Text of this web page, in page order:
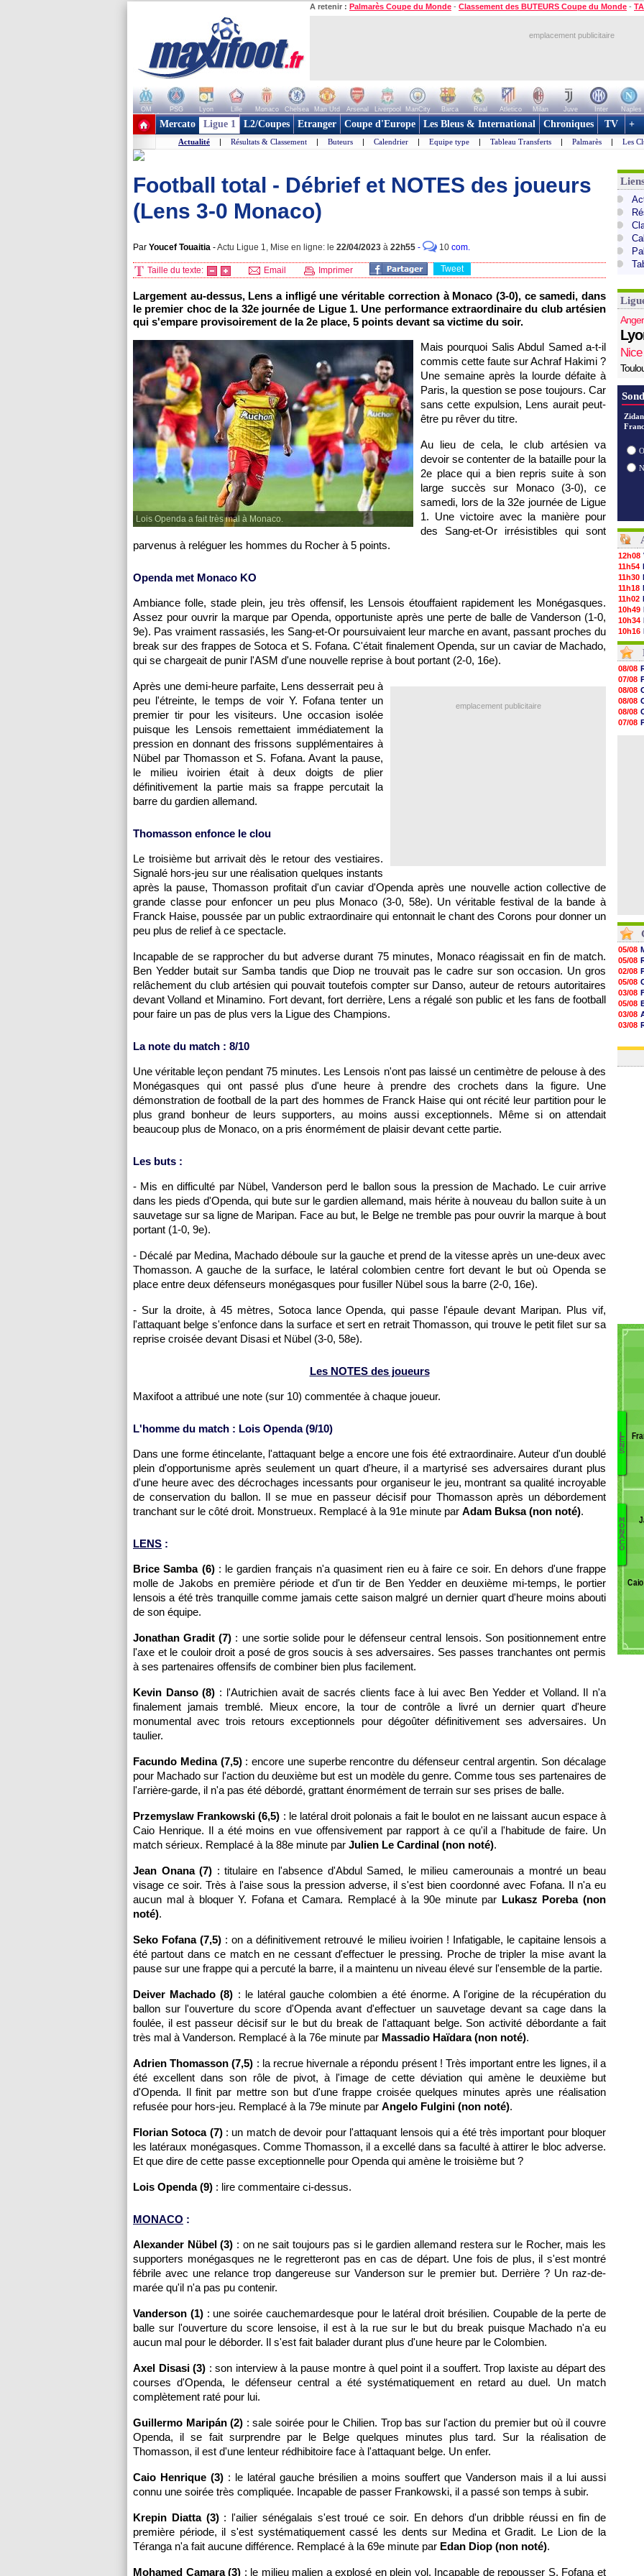
A retenir : Palmarès Coupe du Monde - Classement des BUTEURS Coupe du Monde -
emplacement publicitaire
OM PSG Lyon Lille Monaco Chelsea Man Utd Arsenal Liverpool ManCity Barca Real Atletico Milan Juve Inter Naples
+ de clubs
Mercato Ligue 1 L2/Coupes Etranger Coupe d'Europe Les Bleus & International Chroniques TV +
Actualité | Résultats & Classement | Buteurs | Calendrier | Equipe type | Tableau Transferts | Palmarès | Les
Football total - Débrief et NOTES des joueurs
(Lens 3-0 Monaco)
Par Youcef Touaitia -Actu Ligue 1, Mise en ligne: le 22/04/2023 à 22h55 - 10 com.
Taille du texte: Email Imprimer Tweet
Largement au-dessus, Lens a infligé une véritable correction à Monaco (3-0), ce samedi, dans
le premier choc de la 32e journée de Ligue 1. Une performance extraordinaire du club artésien
qui s'empare provisoirement de la 2e place, 5 points devant sa victime du soir.
Lois Openda a fait très mal à Monaco.
Mais pourquoi Salis Abdul Samed a-t-il
commis cette faute sur Achraf Hakimi ?
Une semaine après la lourde défaite à
Paris, la question se pose toujours. Car
sans cette expulsion, Lens aurait peut-
être pu rêver du titre.
Au lieu de cela, le club artésien va
devoir se contenter de la bataille pour la
2e place qui a bien repris suite à son
large succès sur Monaco (3-0), ce
samedi, lors de la 32e journée de Ligue
1. Une victoire avec la manière pour
des Sang-et-Or irrésistibles qui sont
parvenus à reléguer les hommes du Rocher à 5 points.
Openda met Monaco KO
Ambiance folle, stade plein, jeu très offensif, les Lensois étouffaient rapidement les Monégasques.
Assez pour ouvrir la marque par Openda, opportuniste après une perte de balle de Vanderson (1-0,
9e). Pas vraiment rassasiés, les Sang-et-Or poursuivaient leur marche en avant, passant proches du
break sur des frappes de Sotoca et S. Fofana. C'était finalement Openda, sur un caviar de Machado,
qui se chargeait de punir l'ASM d'une nouvelle reprise à bout portant (2-0, 16e).
emplacement publicitaire
Après une demi-heure parfaite, Lens desserrait peu à
peu l'étreinte, le temps de voir Y. Fofana tenter un
premier tir pour les visiteurs. Une occasion isolée
puisque les Lensois remettaient immédiatement la
pression en donnant des frissons supplémentaires à
Nübel par Thomasson et S. Fofana. Avant la pause,
le milieu ivoirien était à deux doigts de plier
définitivement la partie mais sa frappe percutait la
barre du gardien allemand.
Thomasson enfonce le clou
Le troisième but arrivait dès le retour des vestiaires.
Signalé hors-jeu sur une réalisation quelques instants
après la pause, Thomasson profitait d'un caviar d'Openda après une nouvelle action collective de
grande classe pour enfoncer un peu plus Monaco (3-0, 58e). Un véritable festival de la bande à
Franck Haise, poussée par un public extraordinaire qui entonnait le chant des Corons pour donner un
peu plus de relief à ce spectacle.
Incapable de se rapprocher du but adverse durant 75 minutes, Monaco réagissait en fin de match.
Ben Yedder butait sur Samba tandis que Diop ne trouvait pas le cadre sur son occasion. Un gros
relâchement du club artésien qui pouvait toutefois compter sur Danso, auteur de retours autoritaires
devant Volland et Minamino. Fort devant, fort derrière, Lens a régalé son public et les fans de football
pour faire un pas de plus vers la Ligue des Champions.
La note du match : 8/10
Une véritable leçon pendant 75 minutes. Les Lensois n'ont pas laissé un centimètre de pelouse à des
Monégasques qui ont passé plus d'une heure à prendre des crochets dans la figure. Une
démonstration de football de la part des hommes de Franck Haise qui ont récité leur partition pour le
plus grand bonheur de leurs supporters, au moins aussi exceptionnels. Même si on attendait
beaucoup plus de Monaco, on a pris énormément de plaisir devant cette partie.
Les buts :
- Mis en difficulté par Nübel, Vanderson perd le ballon sous la pression de Machado. Le cuir arrive
dans les pieds d'Openda, qui bute sur le gardien allemand, mais hérite à nouveau du ballon suite à un
sauvetage sur sa ligne de Maripan. Face au but, le Belge ne tremble pas pour ouvrir la marque à bout
portant (1-0, 9e).
- Décalé par Medina, Machado déboule sur la gauche et prend de la vitesse après un une-deux avec
Thomasson. A gauche de la surface, le latéral colombien centre fort devant le but où Openda se
place entre deux défenseurs monégasques pour fusiller Nübel sous la barre (2-0, 16e).
- Sur la droite, à 45 mètres, Sotoca lance Openda, qui passe l'épaule devant Maripan. Plus vif,
l'attaquant belge s'enfonce dans la surface et sert en retrait Thomasson, qui trouve le petit filet sur sa
reprise croisée devant Disasi et Nübel (3-0, 58e).
Les NOTES des joueurs
Maxifoot a attribué une note (sur 10) commentée à chaque joueur.
L'homme du match : Lois Openda (9/10)
Dans une forme étincelante, l'attaquant belge a encore une fois été extraordinaire. Auteur d'un doublé
plein d'opportunisme après seulement un quart d'heure, il a martyrisé ses adversaires durant plus
d'une heure avec des décrochages incessants pour organiseur le jeu, montrant sa qualité incroyable
de conservation du ballon. Il se mue en passeur décisif pour Thomasson après un débordement
tranchant sur le côté droit. Monstrueux. Remplacé à la 91e minute par Adam Buksa (non noté).
LENS :
Brice Samba (6): le gardien français n'a quasiment rien eu à faire ce soir. En dehors d'une frappe
molle de Jakobs en première période et d'un tir de Ben Yedder en deuxième mi-temps, le portier
lensois a été très tranquille comme jamais cette saison malgré un dernier quart d'heure moins abouti
de son équipe.
Jonathan Gradit (7) : une sortie solide pour le défenseur central lensois. Son positionnement entre
l'axe et le couloir droit a posé de gros soucis à ses adversaires. Ses passes tranchantes ont permis
à ses partenaires offensifs de combiner bien plus facilement.
Kevin Danso (8) : l'Autrichien avait de sacrés clients face à lui avec Ben Yedder et Volland. Il n'a
finalement jamais tremblé. Mieux encore, la tour de contrôle a livré un dernier quart d'heure
monumental avec trois retours exceptionnels pour dégoûter définitivement ses adversaires. Un
taulier.
Facundo Medina (7,5): encore une superbe rencontre du défenseur central argentin. Son décalage
pour Machado sur l'action du deuxième but est un modèle du genre. Comme tous ses partenaires de
l'arrière-garde, il n'a pas été débordé, grattant énormément de terrain sur ses prises de balle.
Przemyslaw Frankowski (6,5) : le latéral droit polonais a fait le boulot en ne laissant aucun espace à
Caio Henrique. Il a été moins en vue offensivement par rapport à ce qu'il a l'habitude de faire. Un
match sérieux. Remplacé à la 88e minute par Julien Le Cardinal (non noté).
Jean Onana (7) : titulaire en l'absence d'Abdul Samed, le milieu camerounais a montré un beau
visage ce soir. Très à l'aise sous la pression adverse, il s'est bien coordonné avec Fofana. Il n'a eu
aucun mal à bloquer Y. Fofana et Camara. Remplacé à la 90e minute par Lukasz Poreba (non
noté).
Seko Fofana (7,5) : on a définitivement retrouvé le milieu ivoirien ! Infatigable, le capitaine lensois a
été partout dans ce match en ne cessant d'effectuer le pressing. Proche de tripler la mise avant la
pause sur une frappe qui a percuté la barre, il a maintenu un niveau élevé sur l'ensemble de la partie.
Deiver Machado (8) : le latéral gauche colombien a été énorme. A l'origine de la récupération du
ballon sur l'ouverture du score d'Openda avant d'effectuer un sauvetage devant sa cage dans la
foulée, il est passeur décisif sur le but du break de l'attaquant belge. Son activité débordante a fait
très mal à Vanderson. Remplacé à la 76e minute par Massadio Haïdara (non noté).
Adrien Thomasson (7,5) : la recrue hivernale a répondu présent ! Très important entre les lignes, il a
été excellent dans son rôle de pivot, à l'image de cette déviation qui amène le deuxième but
d'Openda. Il finit par mettre son but d'une frappe croisée quelques minutes après une réalisation
refusée pour hors-jeu. Remplacé à la 79e minute par Angelo Fulgini (non noté).
Florian Sotoca (7): un match de devoir pour l'attaquant lensois qui a été très important pour bloquer
les latéraux monégasques. Comme Thomasson, il a excellé dans sa faculté à attirer le bloc adverse.
Et que dire de cette passe exceptionnelle pour Openda qui amène le troisième but ?
Lois Openda (9) : lire commentaire ci-dessus.
MONACO :
Alexander Nübel (3) : on ne sait toujours pas si le gardien allemand restera sur le Rocher, mais les
supporters monégasques ne le regretteront pas en cas de départ. Une fois de plus, il s'est montré
fébrile avec une relance trop dangereuse sur Vanderson sur le premier but. Derrière ? Un raz-de-
marée qu'il n'a pas pu contenir.
Vanderson (1): une soirée cauchemardesque pour le latéral droit brésilien. Coupable de la perte de
balle sur l'ouverture du score lensoise, il est à la rue sur le but du break puisque Machado n'a eu
aucun mal pour le déborder. Il s'est fait balader durant plus d'une heure par le Colombien.
Axel Disasi (3) : son interview à la pause montre à quel point il a souffert. Trop laxiste au départ des
courses d'Openda, le défenseur central a été systématiquement en retard au duel. Un match
complètement raté pour lui.
Guillermo Maripán (2) : sale soirée pour le Chilien. Trop bas sur l'action du premier but où il couvre
Openda, il se fait surprendre par le Belge quelques minutes plus tard. Sur la réalisation de
Thomasson, il est d'une lenteur rédhibitoire face à l'attaquant belge. Un enfer.
Caio Henrique (3) : le latéral gauche brésilien a moins souffert que Vanderson mais il a lui aussi
connu une soirée très compliquée. Incapable de passer Frankowski, il a passé son temps à subir.
Krepin Diatta (3): l'ailier sénégalais s'est troué ce soir. En dehors d'un dribble réussi en fin de
première période, il s'est systématiquement cassé les dents sur Medina et Gradit. Le Lion de la
Téranga n'a fait aucune différence. Remplacé à la 69e minute par Edan Diop (non noté).
Mohamed Camara (3) : le milieu malien a explosé en plein vol. Incapable de repousser S. Fofana et
Nice
12h08
11h54
11h30
11h18
11h02
10h49
10h34
10h16
10h00
09h48
09h25
09h10
08h52
08/08
08/08
08/08
08/08
08/08
07/08
08/08
08/08
08/08
07/08
05/08
05/08
02/08
05/08
03/08
05/08
03/08
03/08
03/08
L
E
N
S
M
O
N
A
C
O